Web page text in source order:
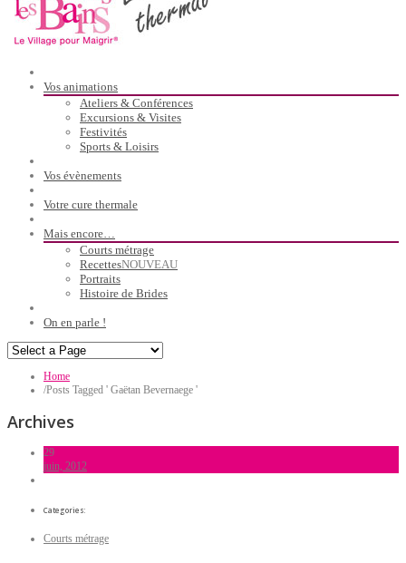
Vos animations
Ateliers & Conférences
Excursions & Visites
Festivités
Sports & Loisirs
Vos évènements
Votre cure thermale
Mais encore…
Courts métrage
RecettesNOUVEAU
Portraits
Histoire de Brides
On en parle !
Home
/Posts Tagged ' Gaëtan Bevernaege '
Archives
29
juin, 2012
Categories:
Courts métrage